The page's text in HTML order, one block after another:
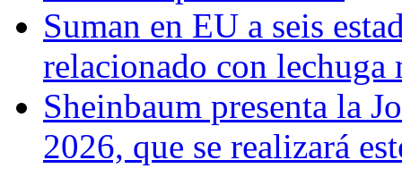
Suman en EU a seis
relacionado con lechuga
Sheinbaum presenta la
2026, que se realizará